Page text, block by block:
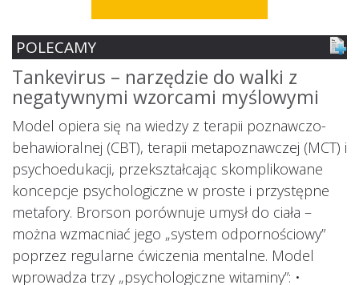
POLECAMY
Tankevirus – narzędzie do walki z
negatywnymi wzorcami myślowymi
Model opiera się na wiedzy z terapii poznawczo-
behawioralnej (CBT), terapii metapoznawczej (MCT) i
psychoedukacji, przekształcając skomplikowane
koncepcje psychologiczne w proste i przystępne
metafory. Brorson porównuje umysł do ciała –
można wzmacniać jego „system odpornościowy”
poprzez regularne ćwiczenia mentalne. Model
wprowadza trzy „psychologiczne witaminy”: •